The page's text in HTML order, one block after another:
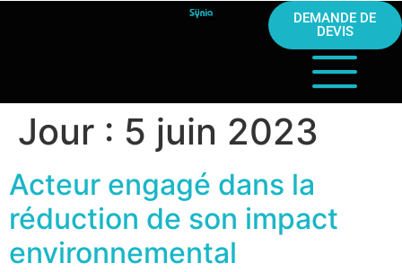
DEMANDE DE
DEVIS
Jour : 5 juin 2023
Acteur engagé dans la
réduction de son impact
environnemental